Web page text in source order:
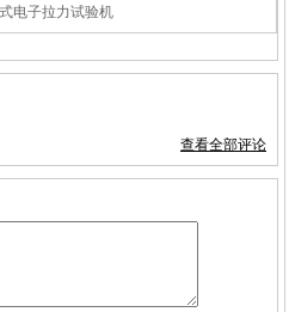
电子拉力试验机
查看全部评论